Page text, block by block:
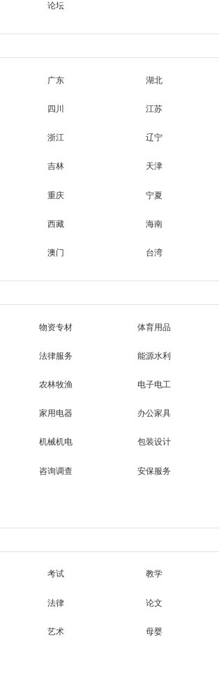
论坛
广东 湖北
四川 江苏
浙江 辽宁
吉林 天津
重庆 宁夏
西藏 海南
澳门 台湾
物资专材 体育用品
法律服务 能源水利
农林牧渔 电子电工
家用电器 办公家具
机械机电 包装设计
咨询调查 安保服务
考试 教学
法律 论文
艺术 母婴